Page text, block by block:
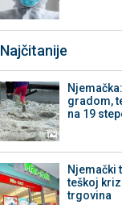
Najčitanije
gradom,
na 19
Njemački
teškoj
trgovina